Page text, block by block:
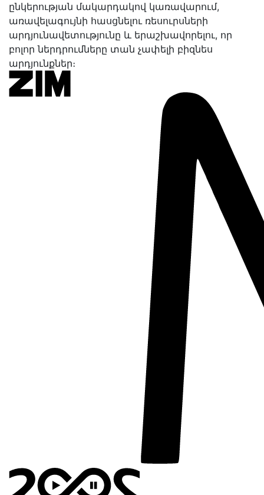
ընկերության մակարդակով կառավարում,
առավելագույնի հասցնելու ռեսուրսների
արդյունավետությունը և երաշխավորելու, որ
բոլոր ներդրումները տան չափելի բիզնես
արդյունքներ։